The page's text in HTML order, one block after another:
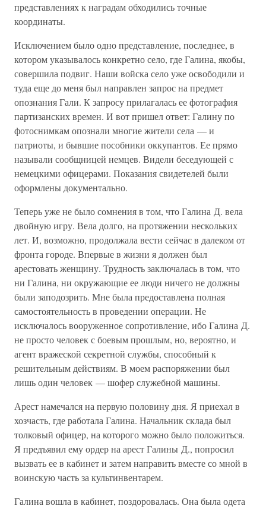
представлениях к наградам обходились точные
координаты.
Исключением было одно представление, последнее, в
котором указывалось конкретно село, где Галина, якобы,
совершила подвиг. Наши войска село уже освободили и
туда еще до меня был направлен запрос на предмет
опознания Гали. К запросу прилагалась ее фотография
партизанских времен. И вот пришел ответ: Галину по
фотоснимкам опознали многие жители села — и
патриоты, и бывшие пособники оккупантов. Ее прямо
называли сообщницей немцев. Видели беседующей с
немецкими офицерами. Показания свидетелей были
оформлены документально.
Теперь уже не было сомнения в том, что Галина Д. вела
двойную игру. Вела долго, на протяжении нескольких
лет. И, возможно, продолжала вести сейчас в далеком от
фронта городе. Впервые в жизни я должен был
арестовать женщину. Трудность заключалась в том, что
ни Галина, ни окружающие ее люди ничего не должны
были заподозрить. Мне была предоставлена полная
самостоятельность в проведении операции. Не
исключалось вооруженное сопротивление, ибо Галина Д.
не просто человек с боевым прошлым, но, вероятно, и
агент вражеской секретной службы, способный к
решительным действиям. В моем распоряжении был
лишь один человек — шофер служебной машины.
Арест намечался на первую половину дня. Я приехал в
хозчасть, где работала Галина. Начальник склада был
толковый офицер, на которого можно было положиться.
Я предъявил ему ордер на арест Галины Д., попросил
вызвать ее в кабинет и затем направить вместе со мной в
воинскую часть за культинвентарем.
Галина вошла в кабинет, поздоровалась. Она была одета